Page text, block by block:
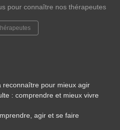
pour connaître nos thérapeutes
reconnaître pour mieux agir
: comprendre et mieux vivre
agir et se faire